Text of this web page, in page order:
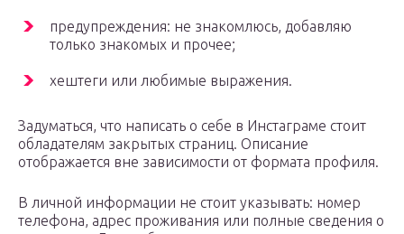
предупреждения: не знакомлюсь, добавляю
только знакомых и прочее;
хештеги или любимые выражения.
Задуматься, что написать о себе в Инстаграме стоит
обладателям закрытых страниц. Описание
отображается вне зависимости от формата профиля.
В личной информации не стоит указывать: номер
телефона, адрес проживания или полные сведения о